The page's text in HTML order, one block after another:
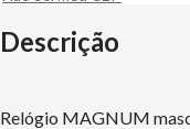
Descrição
Relógio MAGNUM